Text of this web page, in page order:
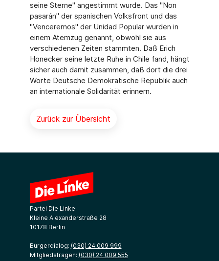
seine Sterne" angestimmt wurde. Das "Non
pasarán" der spanischen Volksfront und das
"Venceremos" der Unidad Popular wurden in
einem Atemzug genannt, obwohl sie aus
verschiedenen Zeiten stammten. Daß Erich
Honecker seine letzte Ruhe in Chile fand, hängt
sicher auch damit zusammen, daß dort die drei
Worte Deutsche Demokratische Republik auch
an internationale Solidarität erinnern.
Zurück zur Übersicht
Partei Die Linke
Kleine Alexanderstraße 28
10178 Berlin
Bürgerdialog: (030) 24 009 999
Mitgliedsfragen: (030) 24 009 555